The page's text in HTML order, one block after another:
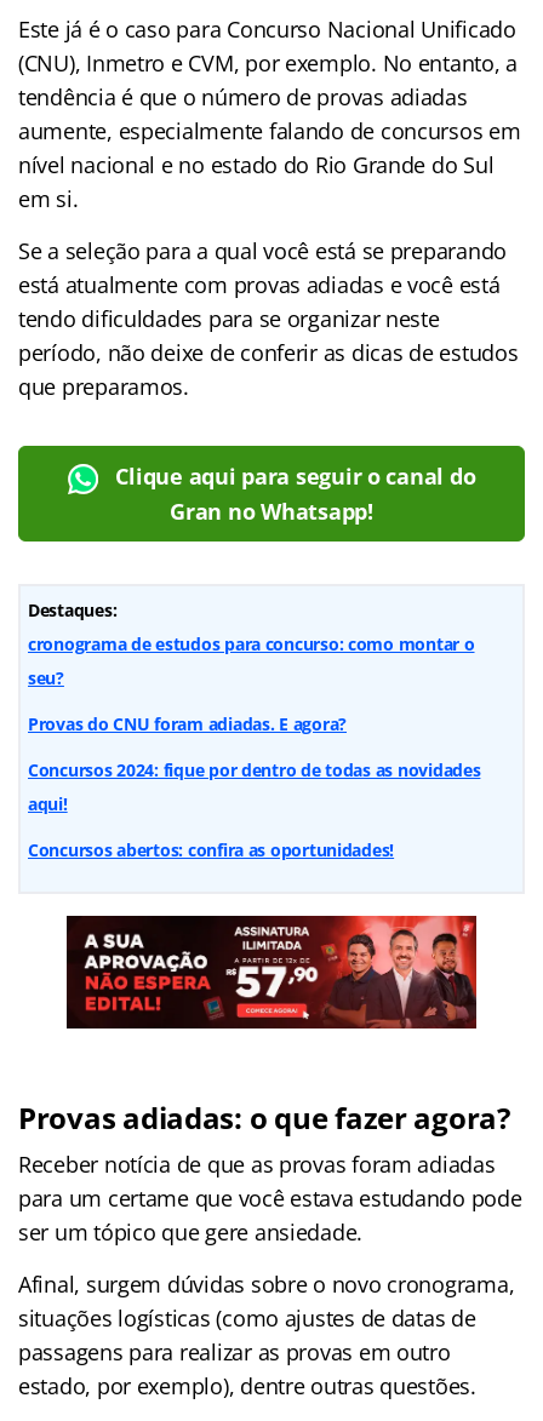
Este já é o caso para Concurso Nacional Unificado
(CNU), Inmetro e CVM, por exemplo. No entanto, a
tendência é que o número de provas adiadas
aumente, especialmente falando de concursos em
nível nacional e no estado do Rio Grande do Sul
em si.
Se a seleção para a qual você está se preparando
está atualmente com provas adiadas e você está
tendo dificuldades para se organizar neste
período, não deixe de conferir as dicas de estudos
que preparamos.
Clique aqui para seguir o canal do
Gran no Whatsapp!
Destaques:
cronograma de estudos para concurso: como montar o
seu?
Provas do CNU foram adiadas. E agora?
Concursos 2024: fique por dentro de todas as novidades
aqui!
Concursos abertos: confira as oportunidades!
Provas adiadas: o que fazer agora?
Receber notícia de que as provas foram adiadas
para um certame que você estava estudando pode
ser um tópico que gere ansiedade.
Afinal, surgem dúvidas sobre o novo cronograma,
situações logísticas (como ajustes de datas de
passagens para realizar as provas em outro
estado, por exemplo), dentre outras questões.